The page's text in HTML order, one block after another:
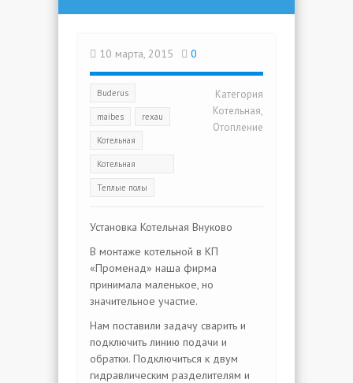
10 марта, 2015 0
Buderus
maibes rexau
Котельная
Котельная
Теплые полы
Категория
Котельная,
Отопление
Установка Котельная Внуково
В монтаже котельной в КП
«Променад» наша фирма
принимала маленькое, но
значительное участие.
Нам поставили задачу сварить и
подключить линию подачи и
обратки. Подключиться к двум
гидравлическим разделителям и